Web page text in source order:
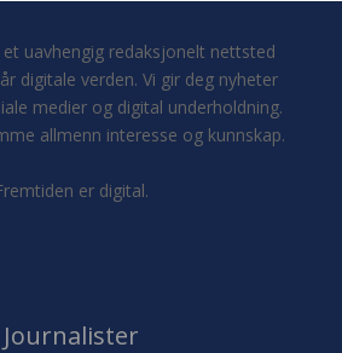
uavhengig redaksjonelt nettsted
digitale verden. Vi gir deg nyheter
medier og digital underholdning.
allmenn interesse og kunnskap.
er digital.
Journalister